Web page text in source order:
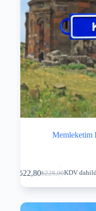
Memleketim
₺228,00
₺22,80 KDV